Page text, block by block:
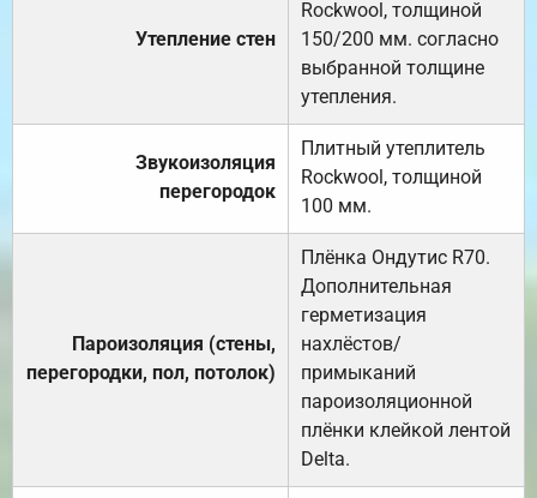
Утепление стен
Rockwool, толщиной
150/200 мм. согласно
выбранной толщине
утепления.
Звукоизоляция
перегородок
Плитный утеплитель
Rockwool, толщиной
100 мм.
Пароизоляция (стены,
перегородки, пол, потолок)
Плёнка Ондутис R70.
Дополнительная
герметизация
нахлёстов/
примыканий
пароизоляционной
плёнки клейкой лентой
Delta.